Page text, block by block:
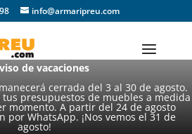
de vacaciones
cerrada del 3 al 30 de agosto.
presupuestos de muebles a medida
momento. A partir del 24 de agosto
por WhatsApp. ¡Nos vemos el 31 de
agosto!
info@armaripreu.com